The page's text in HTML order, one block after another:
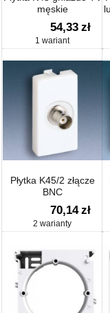
męskie
54,33 zł
1 wariant
Płytka K45/2 złącze
BNC
70,14 zł
2 warianty